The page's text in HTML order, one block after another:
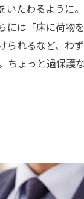
たわるように
は「床に荷物
れるなど、わ
ちょっと過保護